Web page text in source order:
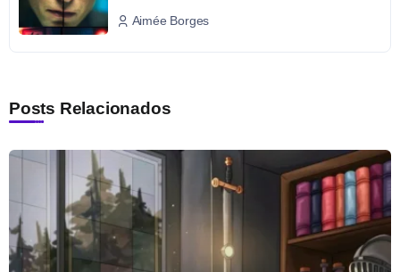
Aimée Borges
Posts Relacionados